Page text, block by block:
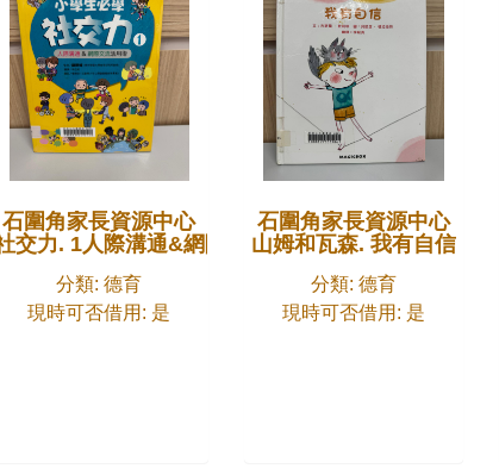
石圍角家長資源中心
交力. 1人際溝通&網際交流活術
分類: 德育
現時可否借用: 是
石圍角家長資源中心
山姆和瓦森. 我有自信
分類: 德育
現時可否借用: 是